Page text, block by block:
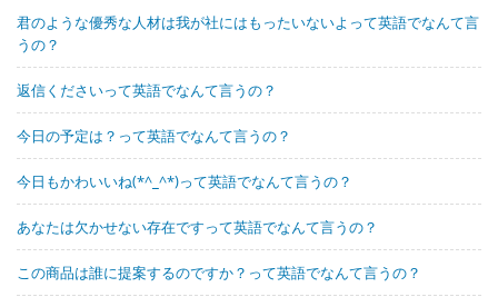
君のような優秀な人材は我が社にはもったいないよって英語でなんて言
うの？
返信くださいって英語でなんて言うの？
今日の予定は？って英語でなんて言うの？
今日もかわいいね(*^_^*)って英語でなんて言うの？
あなたは欠かせない存在ですって英語でなんて言うの？
この商品は誰に提案するのですか？って英語でなんて言うの？